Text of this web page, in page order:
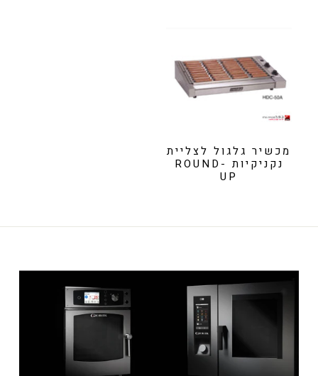
מכשיר גלגול לצליית
נקניקיות ROUND-
UP